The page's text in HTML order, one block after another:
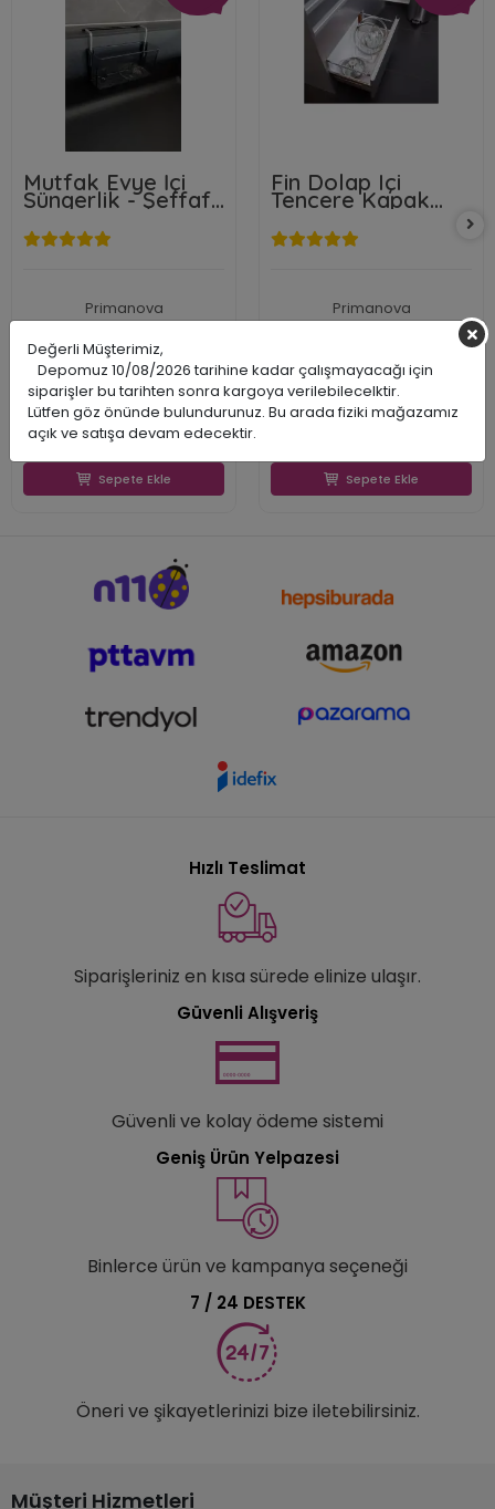
Mutfak Evye İçi
Süngerlik - Şeffaf
& Siyah
Primanova
8695024079259
430,00 TL
232,13 TL
232,13 TL
Sepete Ekle
Fin Dolap Içi
Tencere Kapak
Tutucu Gri
Primanova
580,00 TL
330,99 TL
330,99 TL
Sepete Ekle
Hızlı Teslimat
Siparişleriniz en kısa sürede elinize ulaşır.
Güvenli Alışveriş
Güvenli ve kolay ödeme sistemi
Geniş Ürün Yelpazesi
Binlerce ürün ve kampanya seçeneği
7 / 24 DESTEK
Öneri ve şikayetlerinizi bize iletebilirsiniz.
Müşteri Hizmetleri
Değerli Müşterimiz,
Depomuz 10/08/2026 tarihine kadar çalışmayacağı için
siparişler bu tarihten sonra kargoya verilebilecelktir.
Lütfen göz önünde bulundurunuz. Bu arada fiziki mağazamız
açık ve satışa devam edecektir.